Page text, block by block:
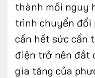
thành mối nguy
trình chuyển đổi
cần hết sức cẩn
điện trở nên đắt
gia tăng của